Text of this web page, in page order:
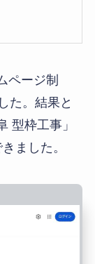
ページ制
た。結果と
型枠工事」
ました。